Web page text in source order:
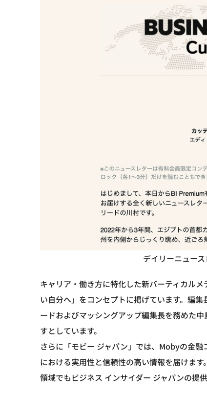
デイリーニュー
キャリア・働き方に特化した新バーティカル
い自分へ」をコンセプトに掲げています。編
ードおよびマッシングアップ編集長を務めた
すとしています。
さらに「モビー ジャパン」では、Mobyの金
における実用性と信頼性の高い情報を届けま
領域でもビジネス インサイダー ジャパンの提